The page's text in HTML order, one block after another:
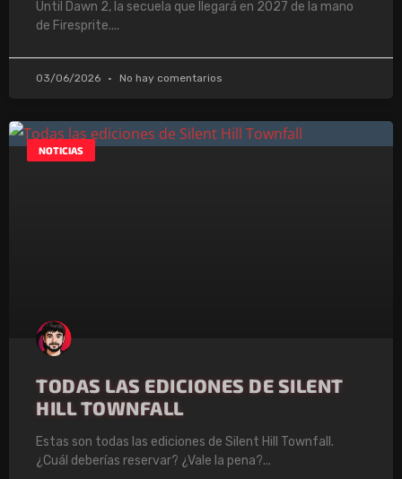
Until Dawn 2, la secuela que llegará en 2027 de la mano
de Firesprite.
03/06/2026 No hay comentarios
NOTICIAS
TODAS LAS EDICIONES DE SILENT
HILL TOWNFALL
Estas son todas las ediciones de Silent Hill Townfall.
¿Cuál deberías reservar? ¿Vale la pena?